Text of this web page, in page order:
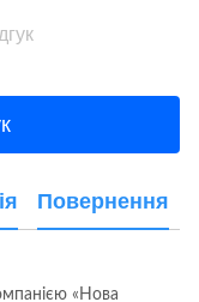
Повернення
«Нова